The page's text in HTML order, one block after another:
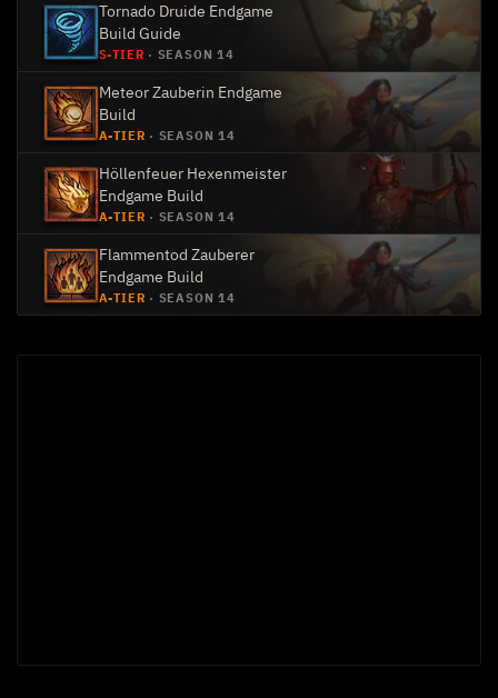
Tornado Druide Endgame
Build Guide
S-TIER · SEASON 14
Meteor Zauberin Endgame
Build
A-TIER · SEASON 14
Höllenfeuer Hexenmeister
Endgame Build
A-TIER · SEASON 14
Flammentod Zauberer
Endgame Build
A-TIER · SEASON 14